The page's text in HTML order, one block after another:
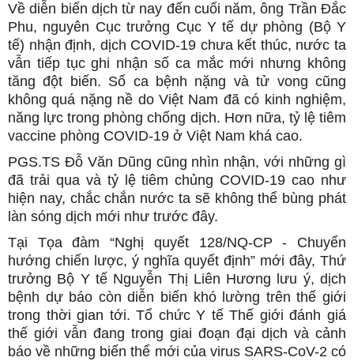
Về diễn biến dịch từ nay đến cuối năm, ông Trần Đắc
Phu, nguyên Cục trưởng Cục Y tế dự phòng (Bộ Y
tế) nhận định, dịch COVID-19 chưa kết thúc, nước ta
vẫn tiếp tục ghi nhận số ca mắc mới nhưng không
tăng đột biến. Số ca bệnh nặng và tử vong cũng
không quá nặng nề do Việt Nam đã có kinh nghiệm,
năng lực trong phòng chống dịch. Hơn nữa, tỷ lệ tiêm
vaccine phòng COVID-19 ở Việt Nam khá cao.
PGS.TS Đỗ Văn Dũng cũng nhìn nhận, với những gì
đã trải qua và tỷ lệ tiêm chủng COVID-19 cao như
hiện nay, chắc chắn nước ta sẽ không thể bùng phát
làn sóng dịch mới như trước đây.
Tại Tọa đàm “Nghị quyết 128/NQ-CP - Chuyển
hướng chiến lược, ý nghĩa quyết định” mới đây, Thứ
trưởng Bộ Y tế Nguyễn Thị Liên Hương lưu ý, dịch
bệnh dự báo còn diễn biến khó lường trên thế giới
trong thời gian tới. Tổ chức Y tế Thế giới đánh giá
thế giới vẫn đang trong giai đoạn đại dịch và cảnh
báo về những biến thể mới của virus SARS-CoV-2 có